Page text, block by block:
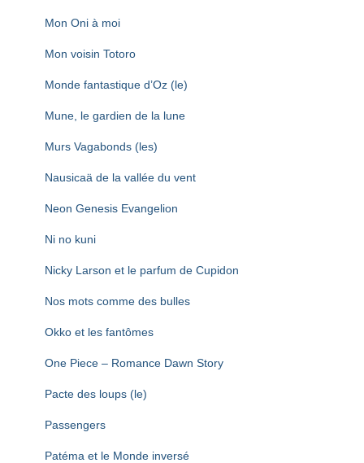
Mon Oni à moi
Mon voisin Totoro
Monde fantastique d’Oz (le)
Mune, le gardien de la lune
Murs Vagabonds (les)
Nausicaä de la vallée du vent
Neon Genesis Evangelion
Ni no kuni
Nicky Larson et le parfum de Cupidon
Nos mots comme des bulles
Okko et les fantômes
One Piece – Romance Dawn Story
Pacte des loups (le)
Passengers
Patéma et le Monde inversé